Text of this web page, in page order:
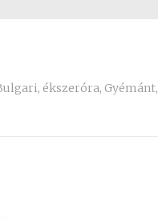
, ékszeróra, Gyémánt,